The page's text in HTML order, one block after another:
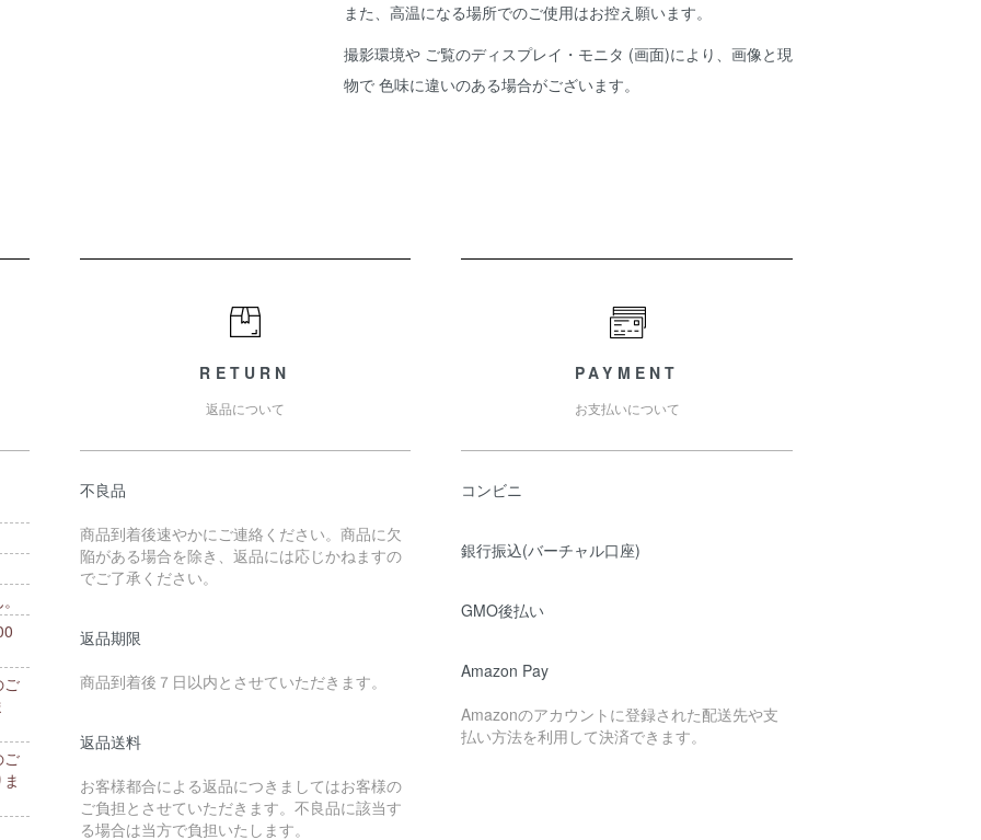
また、高温になる場所でのご使用はお控え願います。
撮影環境や ご覧のディスプレイ・モニタ (画面)により、画像と現
物で 色味に違いのある場合がございます。
ご
ご
RETURN
返品について
不良品
商品到着後速やかにご連絡ください。商品に欠
陥がある場合を除き、返品には応じかねますの
でご了承ください。
返品期限
商品到着後７日以内とさせていただきます。
返品送料
お客様都合による返品につきましてはお客様の
ご負担とさせていただきます。不良品に該当す
る場合は当方で負担いたします。
PAYMENT
お支払いについて
コンビニ
銀行振込(バーチャル口座)
GMO後払い
Amazon Pay
Amazonのアカウントに登録された配送先や支
払い方法を利用して決済できます。